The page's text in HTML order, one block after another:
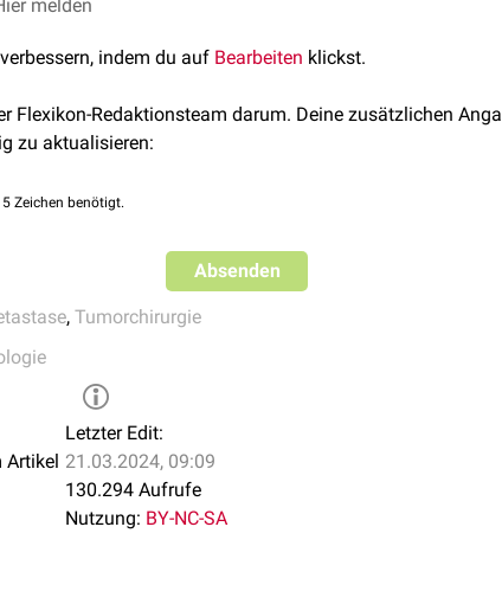
der Wächterlymphknoten hat sich im Rahmen des
kann auf eine Tumorfreiheit der
Wächterlymphknotenpräoperativdurch radioaktive
in das Lymphabstromgebiet des Primärtumors injiziert
Biopsieder Wächterlymphknoten (
Untersuchung kann eine lymphogene
werden.
melden
indem du auf Bearbeiten klickst.
Flexikon-Redaktionsteam darum. Deine zusätzlichen
zu aktualisieren:
Zeichen benötigt.
Absenden
, Tumorchirurgie
Artikel
Letzter Edit:
21.03.2024, 09:09
130.294 Aufrufe
Nutzung: BY-NC-SA